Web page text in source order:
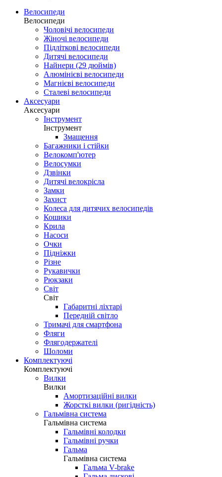
Велосипеди
Велосипеди
Чоловічі велосипеди
Жіночі велосипеди
Підліткові велосипеди
Дитячі велосипеди
Найнери (29 дюймів)
Алюмінієві велосипеди
Магнієві велосипеди
Сталеві велосипеди
Аксесуари
Аксесуари
Інструмент
Інструмент
Змащення
Багажники і стійки
Велокомп'ютер
Велосумки
Дзвінки
Дитячі велокрісла
Замки
Захист
Колеса для дитячих велосипедів
Кошики
Крила
Насоси
Очки
Підніжки
Різне
Рукавички
Рюкзаки
Світ
Світ
Габаритні ліхтарі
Передній світло
Тримачі для смартфона
Фляги
Флягодержателі
Шоломи
Комплектуючі
Комплектуючі
Вилки
Вилки
Амортизаційні вилки
Жорсткі вилки (ригідність)
Гальмівна система
Гальмівна система
Гальмівні колодки
Гальмівні ручки
Гальма
Гальмівна система
Гальма V-brake